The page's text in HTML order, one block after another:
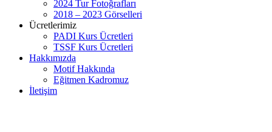
2024 Tur Fotoğrafları
2018 – 2023 Görselleri
Ücretlerimiz
PADI Kurs Ücretleri
TSSF Kurs Ücretleri
Hakkımızda
Motif Hakkında
Eğitmen Kadromuz
İletişim